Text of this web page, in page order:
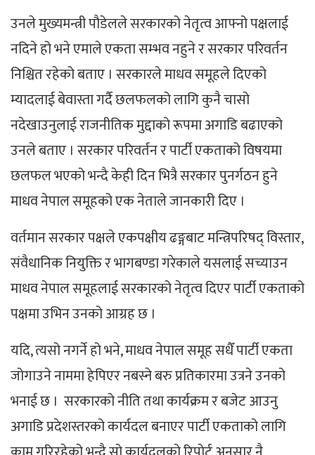
उनले मुख्यमन्त्री पौडेलले सरकारको नेतृत्व आफ्नो पक्षलाई
नदिने हो भने एमाले एकता सम्भव नहुने र सरकार परिवर्तन
निश्चित रहेको बताए । सरकारले माधव समूहले दिएको
म्यादलाई बेवास्ता गर्दै छलफलको लागि कुनै चासो
नदेखाउनुलाई राजनीतिक मुद्दाको रूपमा अगाडि बढाएको
उनले बताए । सरकार परिवर्तन र पार्टी एकताको विषयमा
छलफल भएको भन्दै केही दिन भित्रै सरकार पुनर्गठन हुने
माधव नेपाल समूहको एक नेताले जानकारी दिए ।
वर्तमान सरकार पक्षले एकपक्षीय ढङ्गबाट मन्त्रिपरिषद् विस्तार,
संवैधानिक नियुक्ति र भागबण्डा गरेकाले यसलाई सच्याउन
माधव नेपाल समूहलाई सरकारको नेतृत्व दिएर पार्टी एकताको
पक्षमा उभिन उनको आग्रह छ ।
यदि, त्यसो नगर्ने हो भने, माधव नेपाल समूह सधैँ पार्टी एकता
जोगाउने नाममा हेपिएर नबस्ने बरु प्रतिकारमा उत्रने उनको
भनाई छ । सरकारको नीति तथा कार्यक्रम र बजेट आउनु
अगाडि प्रदेशस्तरको कार्यदल बनाएर पार्टी एकताको लागि